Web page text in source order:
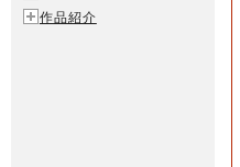
作品紹介